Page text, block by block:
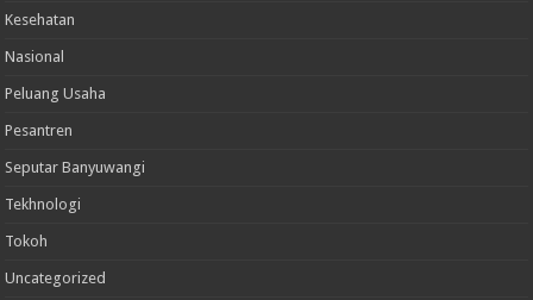
Kesehatan
Nasional
Peluang Usaha
Pesantren
Seputar Banyuwangi
Tekhnologi
Tokoh
Uncategorized